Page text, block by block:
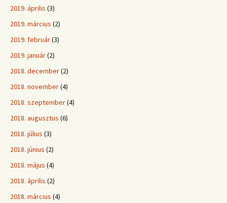
2019. április (3)
2019. március (2)
2019. február(3)
2019. január(2)
2018. december(2)
2018. november(4)
2018. szeptember(4)
2018. augusztus (6)
2018. július (3)
2018. június (2)
2018. május (4)
2018. április (2)
2018. március (4)